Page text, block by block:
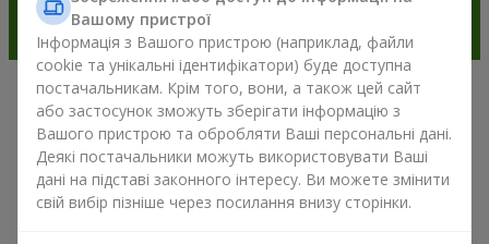
Чарівність ірисів у сучасній
флористиці м. Драбів
Букет з ірисів — це універсальний вибір для подарунка до
будь-якого приводу. Адже він поєднує природну симетрію
Вашому пристрої
Інформація з Вашого пристрою (наприклад, файли
cookie та унікальні ідентифікатори) буде доступна
постачальникам. Крім того, вони, а також цей сайт
або застосунок зможуть зберігати інформацію з
Вашого пристрою та обробляти Ваші персональні дані.
Деякі постачальники можуть використовувати Ваші
дані на підставі законного інтересу. Ви можете змінити
свій вибір пізніше через посилання внизу сторінки.